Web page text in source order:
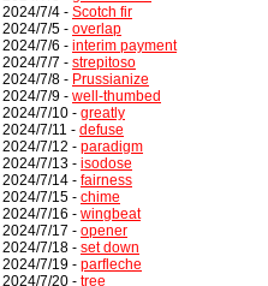
2024/7/4 - Scotch fir
2024/7/5 - overlap
2024/7/6 - interim payment
2024/7/7 - strepitoso
2024/7/8 - Prussianize
2024/7/9 - well-thumbed
2024/7/10 - greatly
2024/7/11 - defuse
2024/7/12 - paradigm
2024/7/13 - isodose
2024/7/14 - fairness
2024/7/15 - chime
2024/7/16 - wingbeat
2024/7/17 - opener
2024/7/18 - set down
2024/7/19 - parfleche
2024/7/20 - tree